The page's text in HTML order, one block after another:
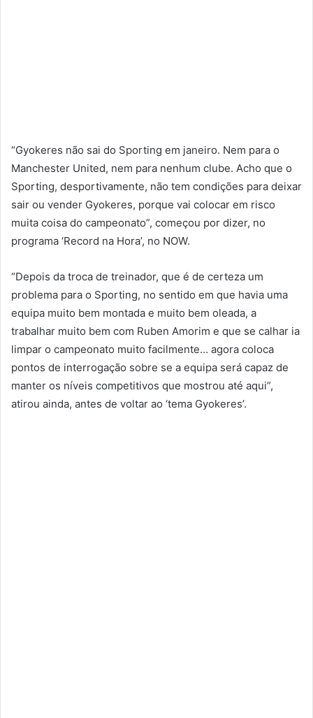
“Gyokeres não sai do Sporting em janeiro. Nem para o
Manchester United, nem para nenhum clube. Acho que o
Sporting, desportivamente, não tem condições para deixar
sair ou vender Gyokeres, porque vai colocar em risco
muita coisa do campeonato”, começou por dizer, no
programa ‘Record na Hora’, no NOW.
“Depois da troca de treinador, que é de certeza um
problema para o Sporting, no sentido em que havia uma
equipa muito bem montada e muito bem oleada, a
trabalhar muito bem com Ruben Amorim e que se calhar ia
limpar o campeonato muito facilmente… agora coloca
pontos de interrogação sobre se a equipa será capaz de
manter os níveis competitivos que mostrou até aqui”,
atirou ainda, antes de voltar ao ‘tema Gyokeres’.